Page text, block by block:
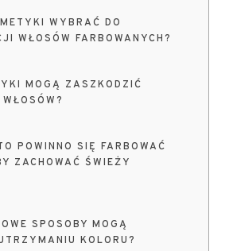
WYBRAĆ DO
WŁOSÓW FARBOWANYCH?
MOGĄ ZASZKODZIĆ
POWINNO SIĘ FARBOWAĆ
ZACHOWAĆ ŚWIEŻY
SPOSOBY MOGĄ
KOLORU?